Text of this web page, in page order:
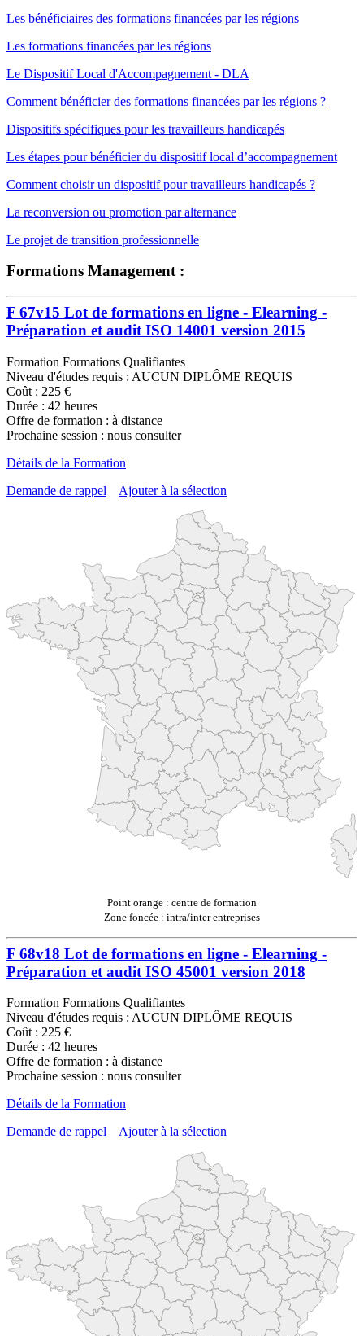
Les bénéficiaires des formations financées par les régions
Les formations financées par les régions
Le Dispositif Local d'Accompagnement - DLA
Comment bénéficier des formations financées par les régions ?
Dispositifs spécifiques pour les travailleurs handicapés
Les étapes pour bénéficier du dispositif local d’accompagnement
Comment choisir un dispositif pour travailleurs handicapés ?
La reconversion ou promotion par alternance
Le projet de transition professionnelle
Formations Management :
F 67v15 Lot de formations en ligne - Elearning -
Préparation et audit ISO 14001 version 2015
Formation Formations Qualifiantes
Niveau d'études requis : AUCUN DIPLÔME REQUIS
Coût : 225 €
Durée : 42 heures
Offre de formation : à distance
Prochaine session : nous consulter
Détails de la Formation
Demande de rappel
Ajouter à la sélection
Point orange : centre de formation
Zone foncée : intra/inter entreprises
F 68v18 Lot de formations en ligne - Elearning -
Préparation et audit ISO 45001 version 2018
Formation Formations Qualifiantes
Niveau d'études requis : AUCUN DIPLÔME REQUIS
Coût : 225 €
Durée : 42 heures
Offre de formation : à distance
Prochaine session : nous consulter
Détails de la Formation
Demande de rappel
Ajouter à la sélection